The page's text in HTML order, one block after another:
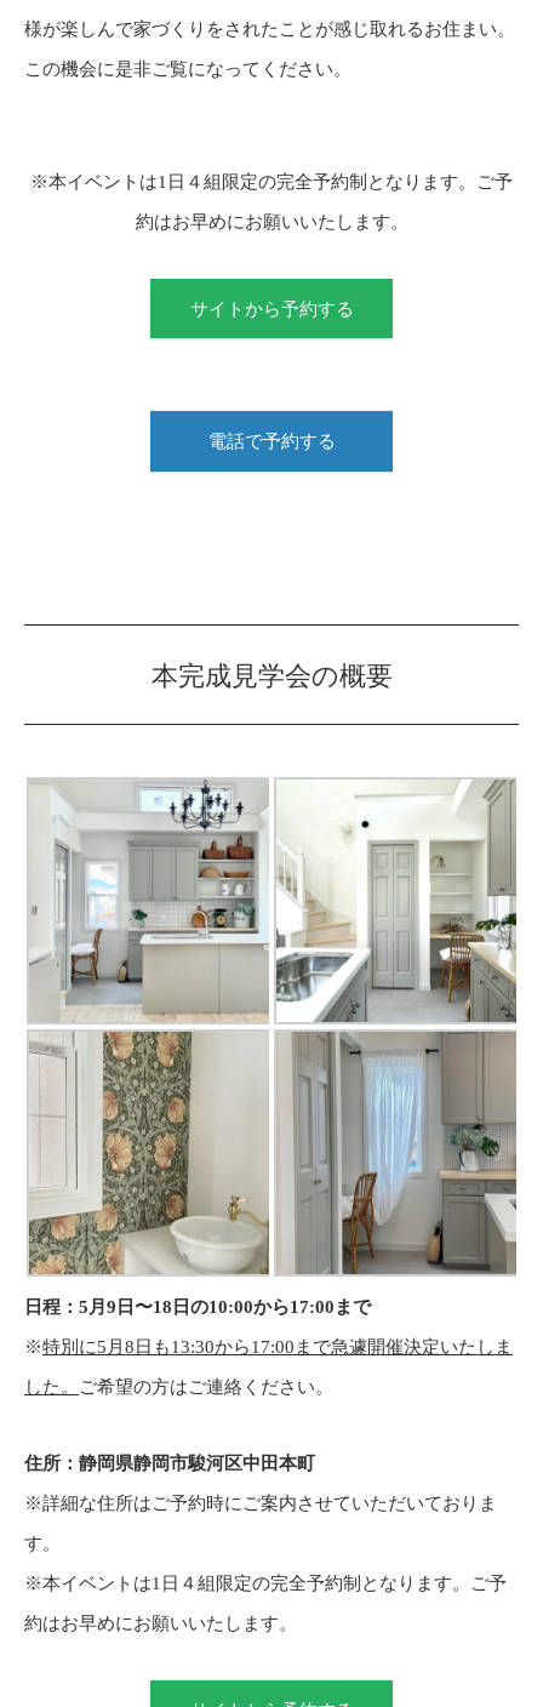
様が楽しんで家づくりをされたことが感じ取れるお住まい。
この機会に是非ご覧になってください。
※本イベントは1日４組限定の完全予約制となります。ご予
約はお早めにお願いいたします。
サイトから予約する
電話で予約する
本完成見学会の概要
日程：5月9日〜18日の10:00から17:00まで
※特別に5月8日も13:30から17:00まで急遽開催決定いたしま
した。 ご希望の方はご連絡ください。
住所：静岡県静岡市駿河区中田本町
※詳細な住所はご予約時にご案内させていただいておりま
す。
※本イベントは1日４組限定の完全予約制となります。ご予
約はお早めにお願いいたします。